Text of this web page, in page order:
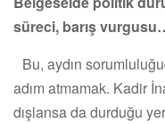
süreci, barış
Bu, aydın
adım atmamak. Kadir
dışlansa da durduğu